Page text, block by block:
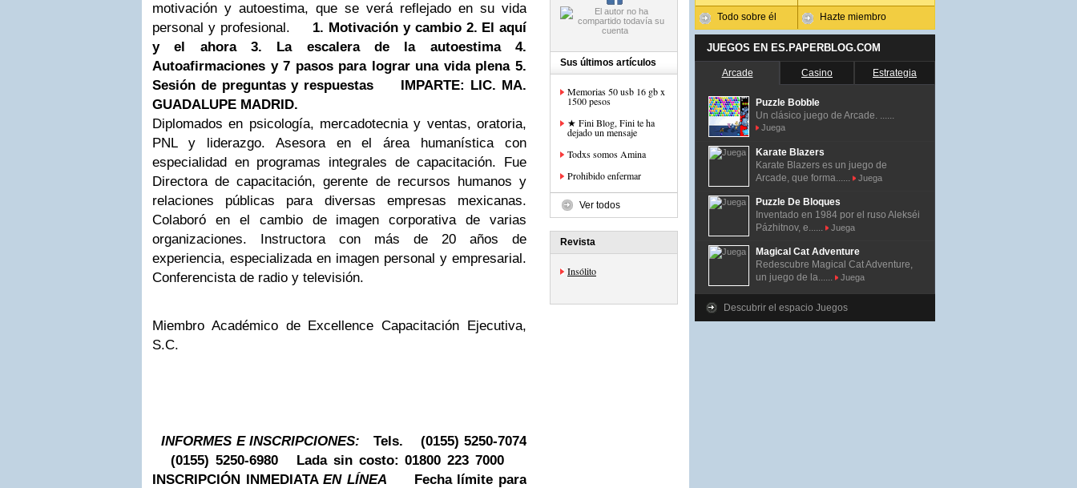
motivación y autoestima, que se verá reflejado en su vida
personal y profesional.
1. Motivación y cambio 2. El aquí
y el ahora
3. La escalera de la autoestima
4.
Autoafirmaciones y 7 pasos para lograr una vida plena 5.
Sesión de preguntas y respuestas
IMPARTE: LIC. MA.
GUADALUPE MADRID.
Diplomados en psicología, mercadotecnia y ventas, oratoria,
PNL y liderazgo. Asesora en el área humanística con
especialidad en programas integrales de capacitación. Fue
Directora de capacitación, gerente de recursos humanos y
relaciones públicas para diversas empresas mexicanas.
Colaboró en el cambio de imagen corporativa de varias
organizaciones. Instructora con más de 20 años de
experiencia, especializada en imagen personal y empresarial.
Conferencista de radio y televisión.
Miembro Académico de Excellence Capacitación Ejecutiva,
S.C.
INFORMES E INSCRIPCIONES: Tels.(0155) 5250-7074
(0155) 5250-6980
Lada sin costo: 01800 223 7000
INSCRIPCIÓN INMEDIATA EN LÍNEA
Fecha límite para
Sus últimos artículos
Memorias 50 usb 16 gb x
1500 pesos
★ Fini Blog, Fini te ha
dejado un mensaje
Todxs somos Amina
Prohibido enfermar
Ver todos
Revista
Insólito
Todo sobre él Hazte miembro
JUEGOS EN ES.PAPERBLOG.COM
Arcade Casino Estrategia
Puzzle Bobble
Un clásico juego de Arcade. ......
Juega
Karate Blazers
Karate Blazers es un juego de
Arcade, que forma......
Juega
Puzzle De Bloques
Inventado en 1984 por el ruso Alekséi
Pázhitnov, e......
Juega
Magical Cat Adventure
Redescubre Magical Cat Adventure,
un juego de la......
Juega
Descubrir el espacio Juegos